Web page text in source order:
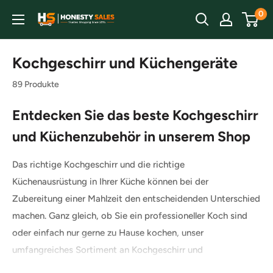
zum
Inhalt
Honesty
Sales
0
Kochgeschirr und Küchengeräte
89 Produkte
Entdecken Sie das beste Kochgeschirr
und Küchenzubehör in unserem Shop
Das richtige Kochgeschirr und die richtige
Küchenausrüstung in Ihrer Küche können bei der
Zubereitung einer Mahlzeit den entscheidenden Unterschied
machen. Ganz gleich, ob Sie ein professioneller Koch sind
oder einfach nur gerne zu Hause kochen, unser
umfangreiches Sortiment an Kochgeschirr und